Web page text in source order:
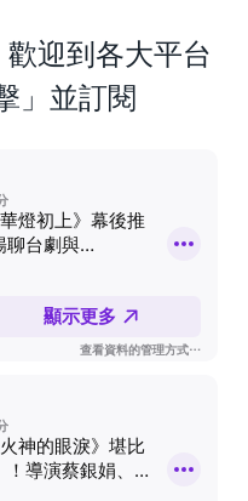
迎到各大平台
」並訂閱